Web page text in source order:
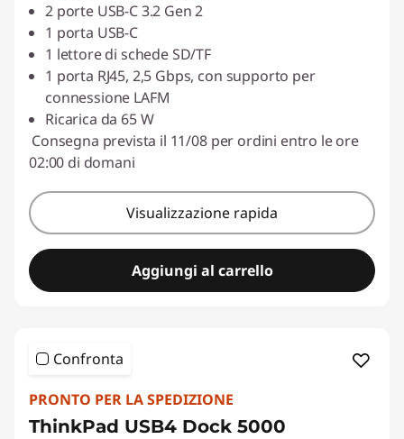
2 porte USB-C 3.2 Gen 2
1 porta USB-C
1 lettore di schede SD/TF
1 porta RJ45, 2,5 Gbps, con supporto per
connessione LAFM
Ricarica da 65 W
Consegna prevista il 11/08 per ordini entro le ore
02:00 di domani
Visualizzazione rapida
Aggiungi al carrello
Confronta
PRONTO PER LA SPEDIZIONE
ThinkPad USB4 Dock 5000